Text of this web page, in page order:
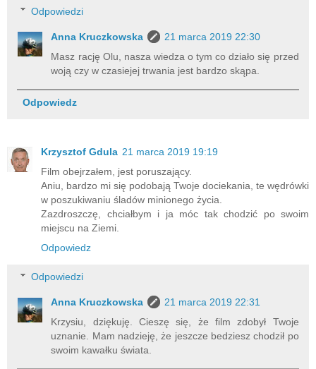
Odpowiedzi
Anna Kruczkowska
21 marca 2019 22:30
Masz rację Olu, nasza wiedza o tym co działo się przed
woją czy w czasiejej trwania jest bardzo skąpa.
Odpowiedz
Krzysztof Gdula 21 marca 2019 19:19
Film obejrzałem, jest poruszający.
Aniu, bardzo mi się podobają Twoje dociekania, te wędrówki
w poszukiwaniu śladów minionego życia.
Zazdroszczę, chciałbym i ja móc tak chodzić po swoim
miejscu na Ziemi.
Odpowiedz
Odpowiedzi
Anna Kruczkowska
21 marca 2019 22:31
Krzysiu, dziękuję. Cieszę się, że film zdobył Twoje
uznanie. Mam nadzieję, że jeszcze bedziesz chodził po
swoim kawałku świata.